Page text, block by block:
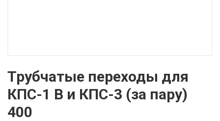
Трубчатые переходы для
КПС-1 В и КПС-3 (за пару)
400